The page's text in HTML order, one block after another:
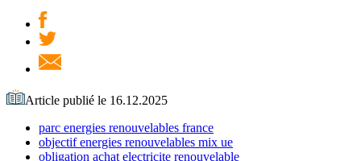
Article publié le 16.12.2025
parc energies renouvelables france
objectif energies renouvelables mix ue
obligation achat electricite renouvelable